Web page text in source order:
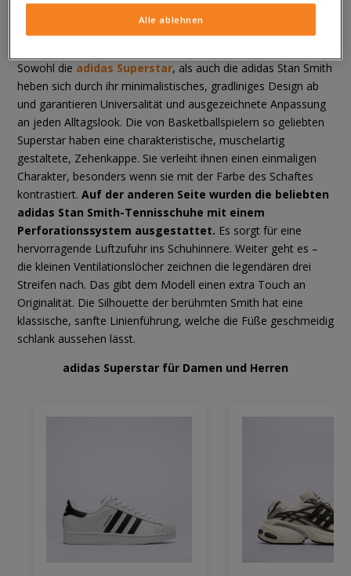
Sportschuhe – Basketball- vs.
Tennisstyle
Sowohl die adidas Superstar, als auch die adidas Stan Smith
heben sich durch ihr minimalistisches, gradliniges Design ab
und garantieren Universalität und ausgezeichnete Anpassung
an jeden Alltagslook. Die von Basketballspielern so geliebten
Superstar haben eine charakteristische, muschelartig
gestaltete, Zehenkappe. Sie verleiht ihnen einen einmaligen
Charakter, besonders wenn sie mit der Farbe des Schaftes
kontrastiert. Auf der anderen Seite wurden die beliebten
adidas Stan Smith-Tennisschuhe mit einem
Perforationssystem ausgestattet. Es sorgt für eine
hervorragende Luftzufuhr ins Schuhinnere. Weiter geht es –
die kleinen Ventilationslöcher zeichnen die legendären drei
Streifen nach. Das gibt dem Modell einen extra Touch an
Originalität. Die Silhouette der berühmten Smith hat eine
klassische, sanfte Linienführung, welche die Füße geschmeidig
schlank aussehen lässt.
adidas Superstar für Damen und Herren
Alle ablehnen